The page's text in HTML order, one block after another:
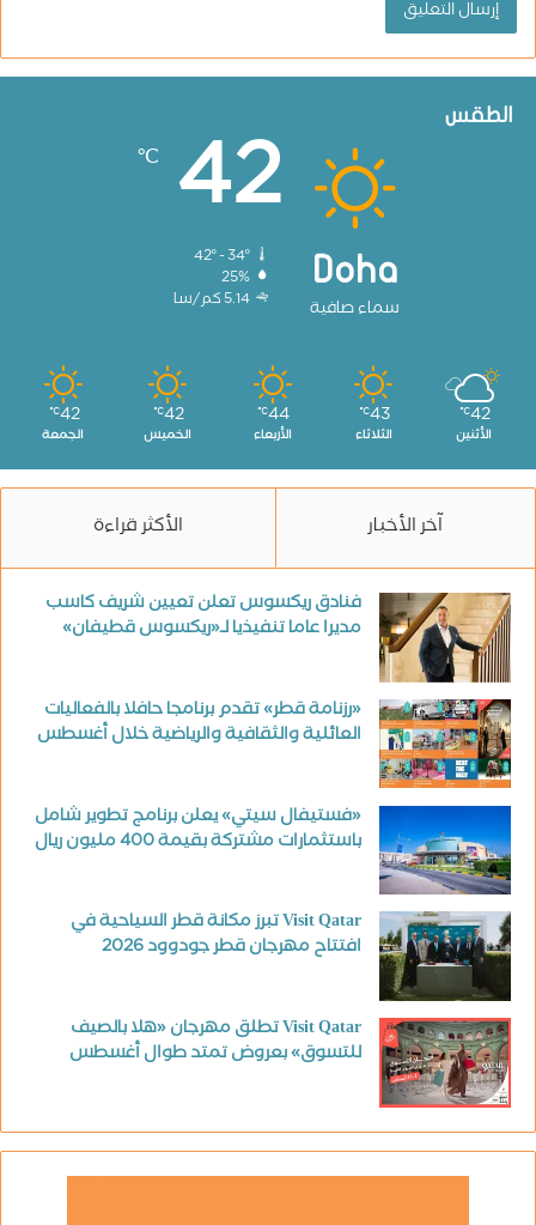
الطقس
Doha
سماء صافية
42
℃
25%
5.14 كم/سا
42
℃
الأثنين
43
℃
الثلاثاء
44
℃
الأربعاء
42
℃
الخميس
42
℃
الجمعة
آخر الأخبار الأكثر قراءة
فنادق ريكسوس تعلن تعيين شريف كاسب
مديرا عاما تنفيذيا لـ«ريكسوس قطيفان»
«رزنامة قطر» تقدم برنامجا حافلا بالفعاليات
العائلية والثقافية والرياضية خلال أغسطس
«فستيفال سيتي» يعلن برنامج تطوير شامل
باستثمارات مشتركة بقيمة 400 مليون ريال
Visit Qatar تبرز مكانة قطر السياحية في
افتتاح مهرجان قطر جودوود 2026
Visit Qatar تطلق مهرجان «هلا بالصيف
للتسوق» بعروض تمتد طوال أغسطس